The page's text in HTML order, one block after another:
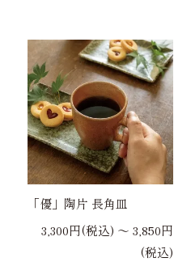
「優」陶片 長角皿
3,300円(税込) 〜 3,850円
(税込)